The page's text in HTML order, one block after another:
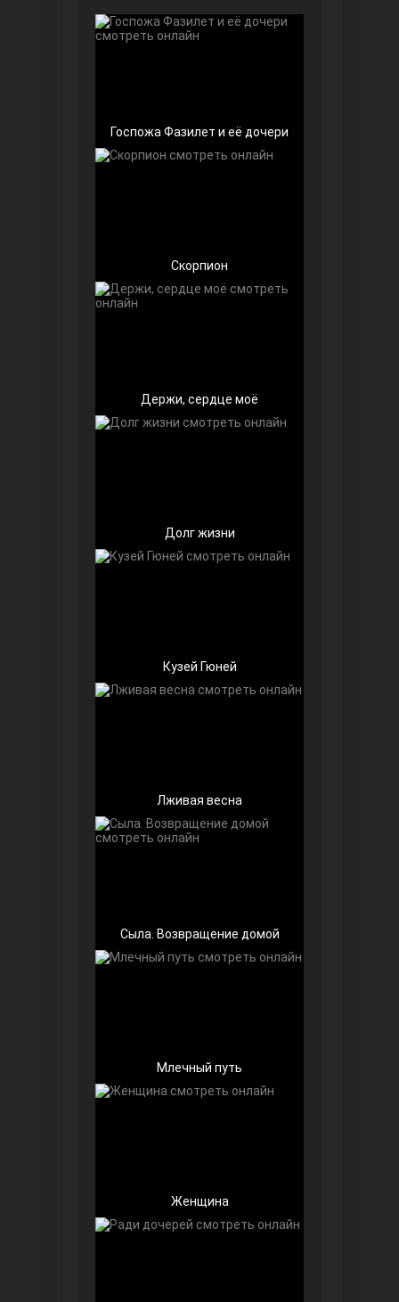
Чёрно-белая любовь
Девушка за стеклом
Беззащитные
Госпожа Фазилет и её дочери
Скорпион
Держи, сердце моё
Долг жизни
Кузей Гюней
Лживая весна
Сыла. Возвращение домой
Млечный путь
Женщина